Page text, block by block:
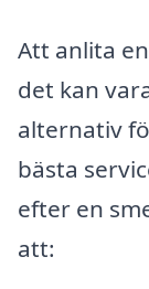
Att anlita
det kan
alternativ
bästa
efter en
att: